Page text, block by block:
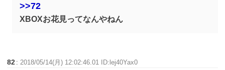
>>72
XBOXお花見ってなんやねん
82 : 2018/05/14(月) 12:02:46.01 ID:lej40Yax0